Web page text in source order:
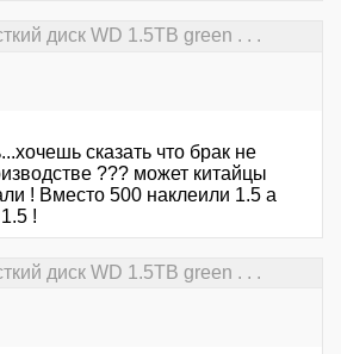
диск WD 1.5TB green . . .
сказать что брак не
??? может китайцы
! Вместо 500 наклеили 1.5 а
!
диск WD 1.5TB green . . .